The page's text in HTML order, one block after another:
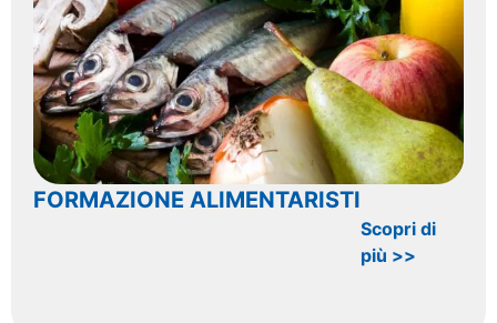
FORMAZIONE ALIMENTARISTI
Scopri di
più >>